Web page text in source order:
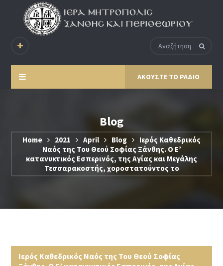
ΑΚΟΥΣΤΕ ΤΟ ΡΑΔΙΟ
Blog
Home 2021 April Blog
Ιερός Καθεδρικός
Ναός της Του Θεού Σοφίας Ξάνθης. Ο Ε’
κατανυκτικός Εσπερινός, της Αγίας και Μεγάλης
Τεσσαρακοστής, χοροστατούντος το
Ιερός Καθεδρικός Ναός της Του Θεού Σοφίας